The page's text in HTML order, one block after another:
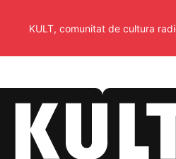
KULT, comunitat de cultura